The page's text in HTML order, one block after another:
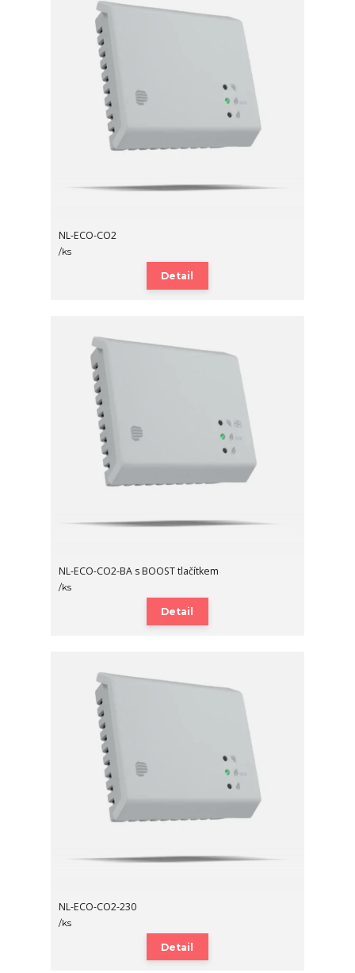
NL-ECO-CO2
/ks
Detail
NL-ECO-CO2-BA s BOOST tlačítkem
/ks
Detail
NL-ECO-CO2-230
/ks
Detail